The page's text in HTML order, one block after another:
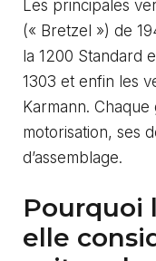
Les principales
(« Bretzel ») de
la 1200 Standard
1303 et enfin les
Karmann.
motorisation, ses
d’assemblage.
Pourquoi
elle